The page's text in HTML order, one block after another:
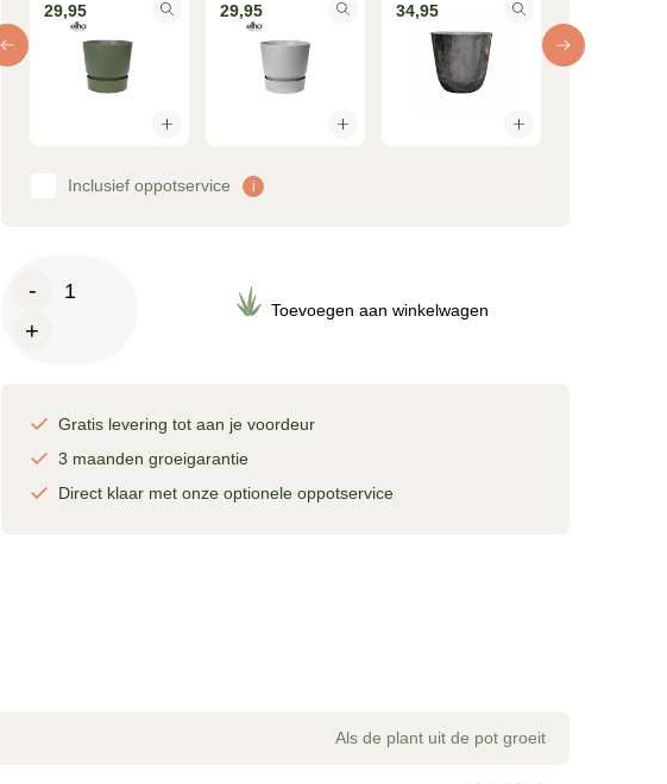
29,95 29,95 34,95
Inclusief oppotservice i
-
Dracaena
aantal
+
Toevoegen aan winkelwagen
Gratis levering tot aan je voordeur
3 maanden groeigarantie
Direct klaar met onze optionele oppotservice
Als de plant uit de pot groeit